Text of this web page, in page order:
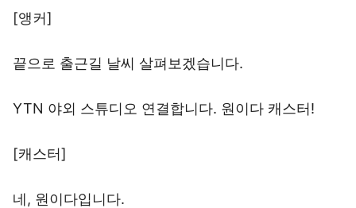
[앵커]
끝으로 출근길 날씨 살펴보겠습니다.
YTN 야외 스튜디오 연결합니다. 원이다 캐스터!
[캐스터]
네, 원이다입니다.